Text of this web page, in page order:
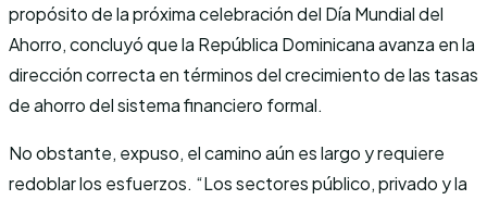
propósito de la próxima celebración del Día Mundial del
Ahorro, concluyó que la República Dominicana avanza en la
dirección correcta en términos del crecimiento de las tasas
de ahorro del sistema financiero formal.
No obstante, expuso, el camino aún es largo y requiere
redoblar los esfuerzos. “Los sectores público, privado y la